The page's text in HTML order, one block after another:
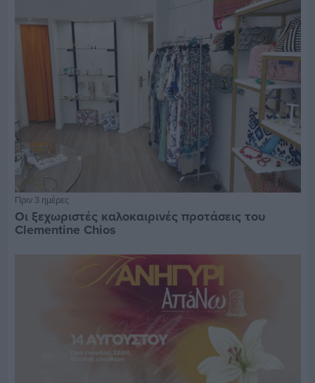
Πριν 3 ημέρες
Οι ξεχωριστές καλοκαιρινές προτάσεις του
Clementine Chios